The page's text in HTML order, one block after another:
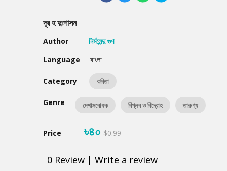
দূর হ দুঃশাসন
Author
নির্মলেন্দু গুণ
Language
বাংলা
Category কবিতা
Genre দেশাত্মবোধক বিপ্লব ও বিদ্রোহ তারুণ্য
Price ৳৪০ $0.99
0 Review | Write a review